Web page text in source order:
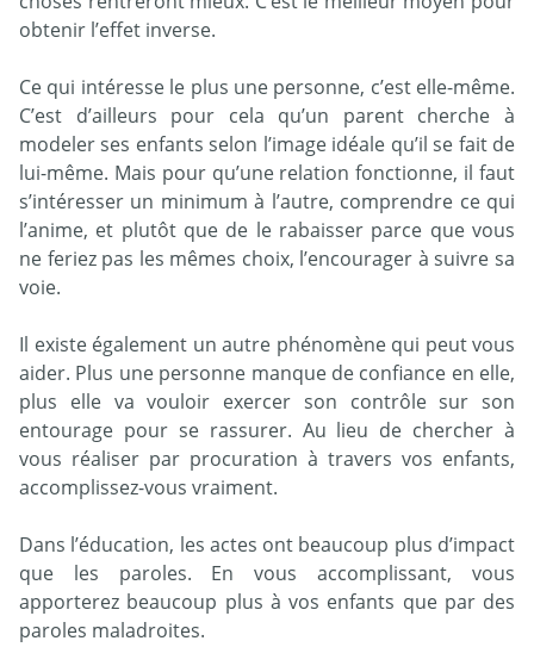
obtenir l’effet inverse.
Ce qui intéresse le plus une personne, c’est elle-même.
C’est d’ailleurs pour cela qu’un parent cherche à
modeler ses enfants selon l’image idéale qu’il se fait de
lui-même. Mais pour qu’une relation fonctionne, il faut
s’intéresser un minimum à l’autre, comprendre ce qui
l’anime, et plutôt que de le rabaisser parce que vous
ne feriez pas les mêmes choix, l’encourager à suivre sa
voie.
Il existe également un autre phénomène qui peut vous
aider. Plus une personne manque de confiance en elle,
plus elle va vouloir exercer son contrôle sur son
entourage pour se rassurer. Au lieu de chercher à
vous réaliser par procuration à travers vos enfants,
accomplissez-vous vraiment.
Dans l’éducation, les actes ont beaucoup plus d’impact
que les paroles. En vous accomplissant, vous
apporterez beaucoup plus à vos enfants que par des
paroles maladroites.